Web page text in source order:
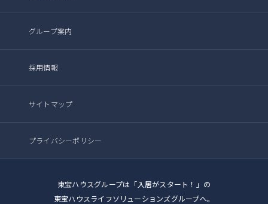
グループ案内
採用情報
サイトマップ
プライバシーポリシー
東宝ハウスグループは「入居がスタート！」の
東宝ハウスライフソリューションズグループへ。